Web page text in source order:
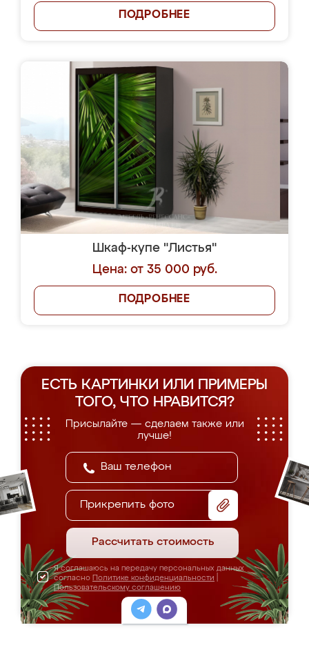
ПОДРОБНЕЕ
Шкаф-купе "Листья"
Цена: от 35 000 руб.
ПОДРОБНЕЕ
ЕСТЬ КАРТИНКИ ИЛИ ПРИМЕРЫ
ТОГО, ЧТО НРАВИТСЯ?
Присылайте — сделаем также или
лучше!
Прикрепить фото
Рассчитать стоимость
Я соглашаюсь на передачу персональных данных
согласно Политике конфиденциальности
Пользовательскому соглашению